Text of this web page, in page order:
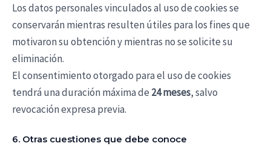
Los datos personales vinculados al uso de cookies se
conservarán mientras resulten útiles para los fines que
motivaron su obtención y mientras no se solicite su
eliminación.
El consentimiento otorgado para el uso de cookies
tendrá una duración máxima de 24 meses, salvo
revocación expresa previa.
6. Otras cuestiones que debe conoce